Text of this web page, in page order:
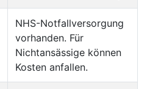
NHS-Notfallversorgung
vorhanden. Für
Nichtansässige können
Kosten anfallen.